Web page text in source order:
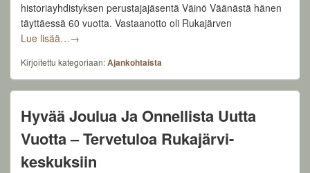
historiayhdistyksen perustajajäsentä Väinö Väänästä hänen
täyttäessä 60 vuotta. Vastaanotto oli Rukajärven
Lue lisää…Yhdistyksemme perustajajäsen Väinö Väänänen 60
→
Kirjoitettu kategoriaan:Ajankohtaista
Hyvää Joulua Ja Onnellista Uutta
Vuotta – Tervetuloa Rukajärvi-
keskuksiin